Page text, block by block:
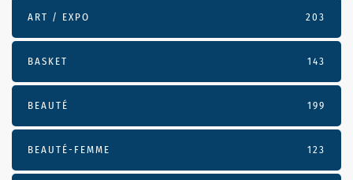
ART / EXPO 203
BASKET 143
BEAUTÉ 199
BEAUTÉ-FEMME 123